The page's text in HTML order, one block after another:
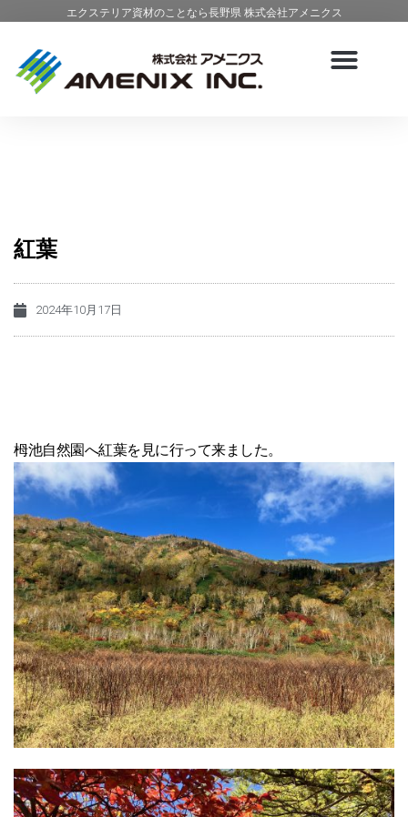
エクステリア資材のことなら長野県 株式会社アメニクス
紅葉
2024年10月17日
栂池自然園へ紅葉を見に行って来ました。